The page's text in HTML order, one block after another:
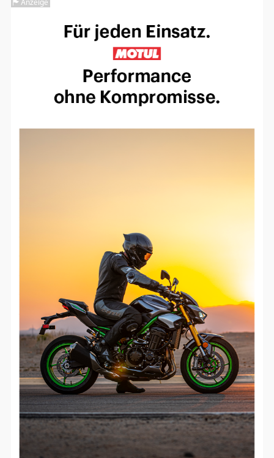
Anzeige
Cookie Laufzeit:
EXTERNE MEDIEN
Um Inhalte von Videoplattformen und
Google Maps
Anbieter:
Google